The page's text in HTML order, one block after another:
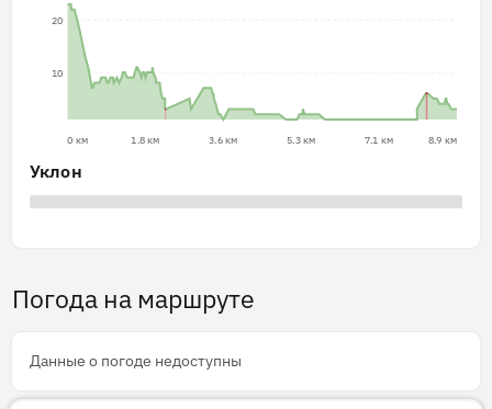
10
20
0 км 1.8 км 3.6 км 5.3 км 7.1 км 8.9 км
Уклон
Погода на маршруте
Данные о погоде недоступны